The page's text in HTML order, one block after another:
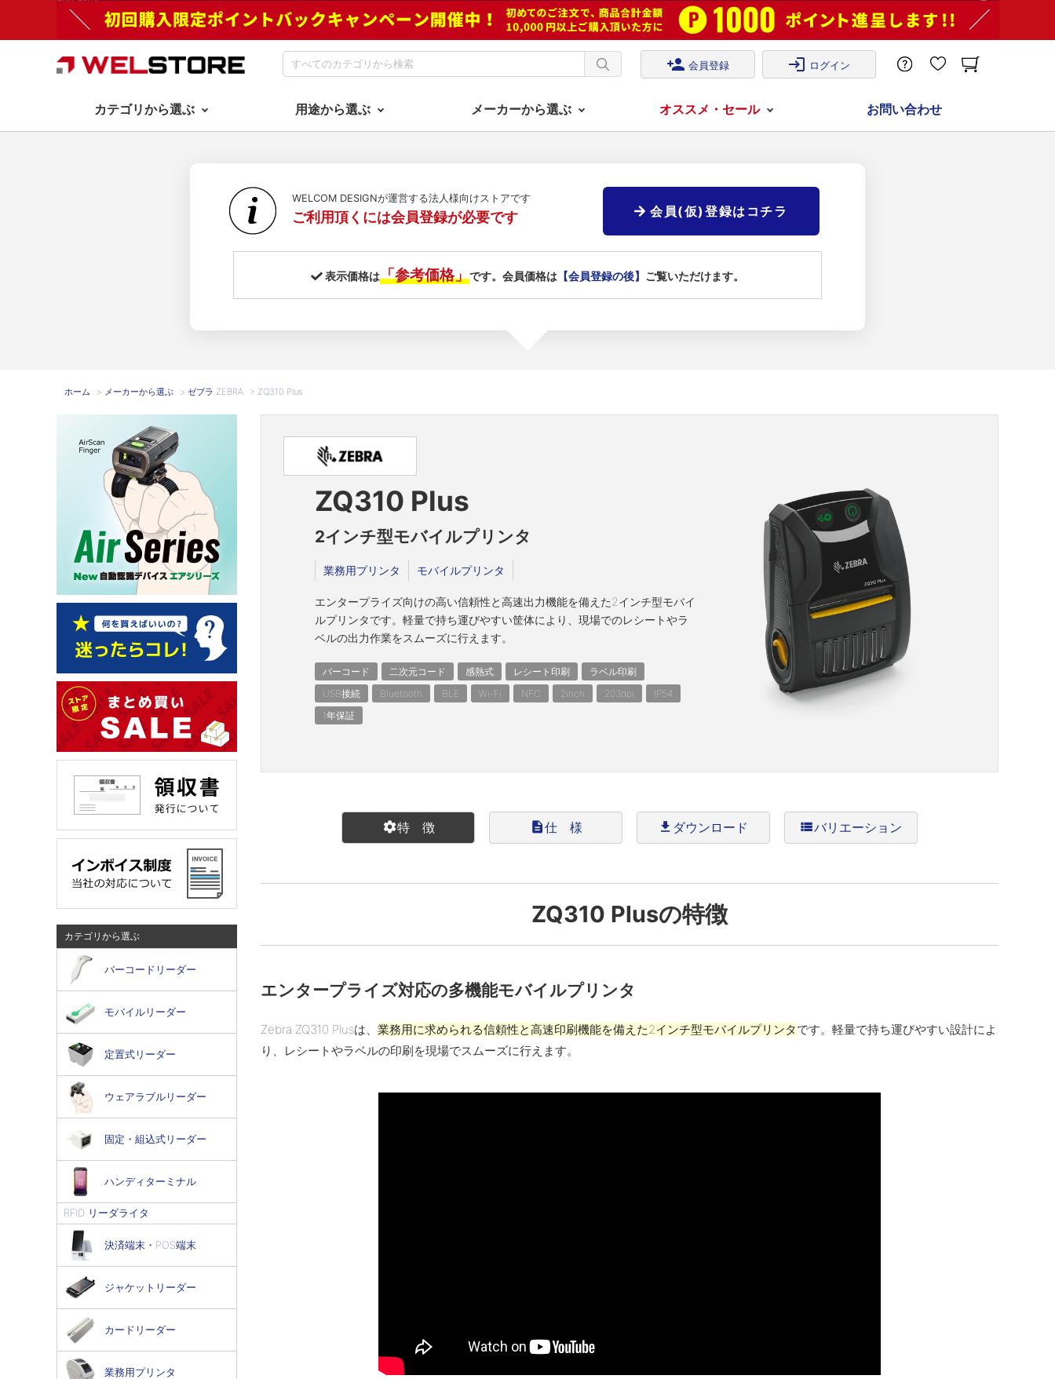
person_add 会員登録 login ログイン
カテゴリから選ぶ 用途から選ぶ メーカーから選ぶ オススメ・セール お問い合わせ
WELCOM DESIGNが運営する法人様向けストアです
ご利用頂くには会員登録が必要です 会員(仮)登録はコチラ
表示価格は「参考価格」です。会員価格は【会員登録の後】 ご覧いただけます。
ホーム > メーカーから選ぶ > ゼブラ ZEBRA > ZQ310 Plus
カテゴリから選ぶ
バーコードリーダー
モバイルリーダー
定置式リーダー
ウェアラブルリーダー
固定・組込式リーダー
ハンディターミナル
RFID リーダライタ
決済端末・POS端末
ジャケットリーダー
カードリーダー
業務用プリンタ
ZQ310 Plus
2インチ型モバイルプリンタ
業務用プリンタ モバイルプリンタ
エンタープライズ向けの高い信頼性と高速出力機能を備えた2インチ型モバイ
ルプリンタです。軽量で持ち運びやすい筐体により、現場でのレシートやラ
ベルの出力作業をスムーズに行えます。
バーコード 二次元コード 感熱式 レシート印刷
ラベル印刷
USB接続
Bluetooth BLE Wi-Fi NFC 2inch 203dpi
IP54
1年保証
settings特 徴 description仕 様 file_download ダウンロード view_listバリエーション
ZQ310 Plusの特徴
エンタープライズ対応の多機能モバイルプリンタ
Zebra ZQ310 Plusは、 業務用に求められる信頼性と高速印刷機能を備えた2インチ型モバイルプリンタです。軽量で持ち運びやすい設計によ
り、レシートやラベルの印刷を現場でスムーズに行えます。